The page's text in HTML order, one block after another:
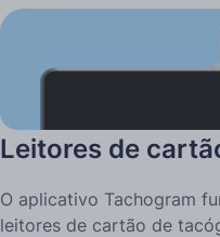
Leitores de
O aplicativo Tachogram
leitores de cartão de